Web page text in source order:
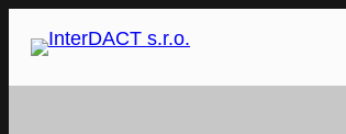
obsah